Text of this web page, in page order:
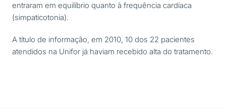
entraram em equilíbrio quanto à frequência cardíaca
(simpaticotonia).
A título de informação, em 2010, 10 dos 22 pacientes
atendidos na Unifor já haviam recebido alta do tratamento.